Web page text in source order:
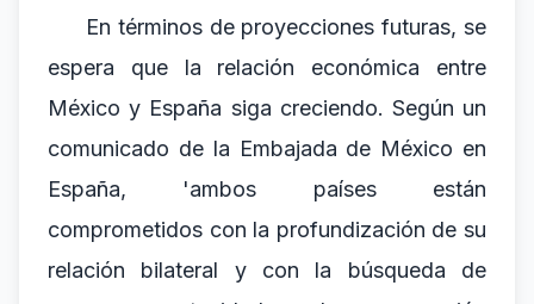
En términos de proyecciones futuras, se
espera que la relación económica entre
México y España siga creciendo. Según un
comunicado de la Embajada de México en
España, 'ambos países están
comprometidos con la profundización de su
relación bilateral y con la búsqueda de